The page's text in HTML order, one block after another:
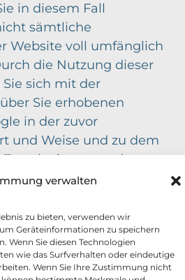
verwalten
zu bieten, verwenden wir
Geräteinformationen zu speichern
Wenn Sie diesen Technologien
wie das Surfverhalten oder eindeutige
Wenn Sie Ihre Zustimmung nicht
in diesem Fall
sämtliche
Website voll umfänglich
die Nutzung dieser
sich mit der
Sie erhobenen
in der zuvor
und Weise und zu dem
einverstanden.
+49 30 434 00 294